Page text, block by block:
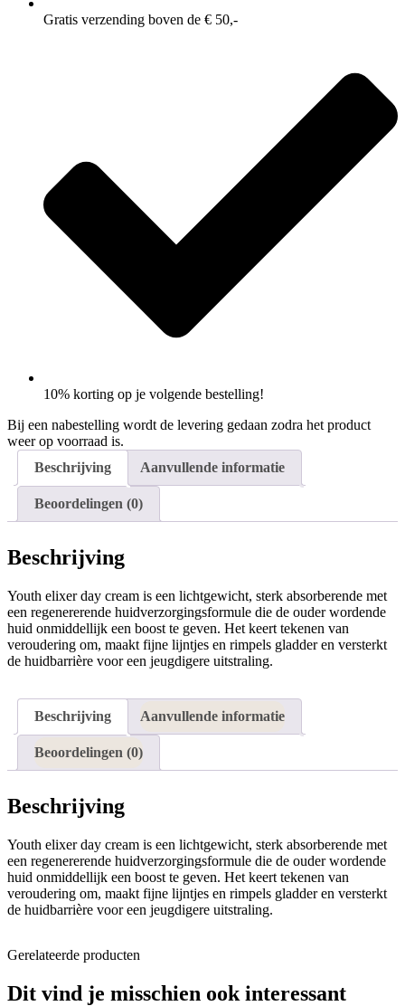
Gratis verzending boven de € 50,-
10% korting op je volgende bestelling!
Bij een nabestelling wordt de levering gedaan zodra het product
weer op voorraad is.
Beschrijving
Aanvullende informatie
Beoordelingen (0)
Beschrijving
Youth elixer day cream is een lichtgewicht, sterk absorberende met
een regenererende huidverzorgingsformule die de ouder wordende
huid onmiddellijk een boost te geven. Het keert tekenen van
veroudering om, maakt fijne lijntjes en rimpels gladder en versterkt
de huidbarrière voor een jeugdigere uitstraling.
Beschrijving Aanvullende informatie
Beoordelingen (0)
Beschrijving
Youth elixer day cream is een lichtgewicht, sterk absorberende met
een regenererende huidverzorgingsformule die de ouder wordende
huid onmiddellijk een boost te geven. Het keert tekenen van
veroudering om, maakt fijne lijntjes en rimpels gladder en versterkt
de huidbarrière voor een jeugdigere uitstraling.
Gerelateerde producten
Dit vind je misschien ook interessant